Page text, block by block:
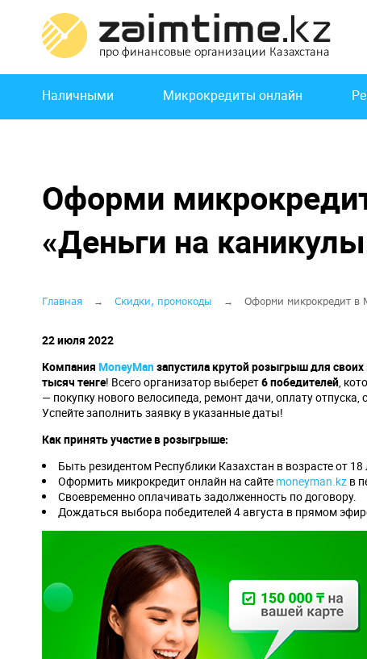
основному
содержанию
Основная
навигация
Наличными Микрокредиты онлайн
Оформи
«Деньги на
Строка
навигации
Главная Скидки, промокоды Оформи микрокредит в
22 июля 2022
Компания MoneyMan запустила крутой розыгрыш для своих
тысяч тенге! Всего организатор выберет6 победителей,
— покупку нового велосипеда, ремонт дачи, оплату
Успейте заполнить заявку в указанные даты!
Как принять участие в розыгрыше:
Быть резидентом Республики Казахстан в возрасте от 18
Оформить микрокредит онлайн на сайте moneyman.kz в
Своевременно оплачивать задолженность по договору.
Дождаться выбора победителей 4 августа в прямом